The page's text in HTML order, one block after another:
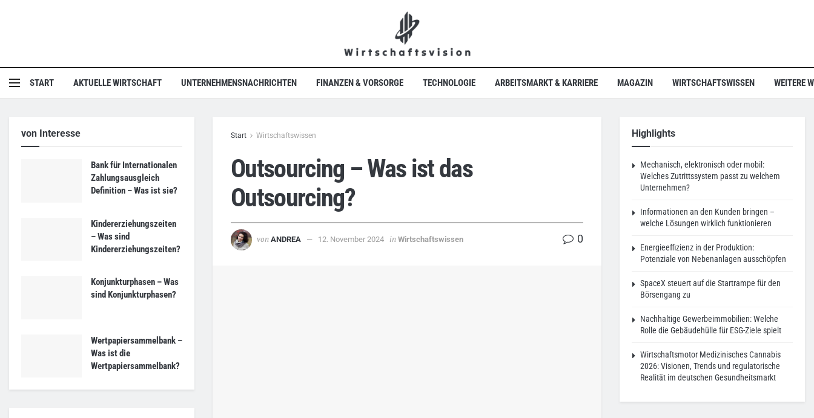
START AKTUELLE WIRTSCHAFT UNTERNEHMENSNACHRICHTEN FINANZEN & VORSORGE TECHNOLOGIE ARBEITSMARKT & KARRIERE MAGAZIN WIRTSCHAFTSWISSEN WEITERE
Start Wirtschaftswissen
Outsourcing – Was ist das
Outsourcing?
von ANDREA 12. November 2024 in Wirtschaftswissen 0
von Interesse
Bank für Internationalen
Zahlungsausgleich
Definition – Was ist sie?
Kindererziehungszeiten
– Was sind
Kindererziehungszeiten?
Konjunkturphasen – Was
sind Konjunkturphasen?
Wertpapiersammelbank –
Was ist die
Wertpapiersammelbank?
Highlights
Mechanisch, elektronisch oder mobil:
Welches Zutrittssystem passt zu welchem
Unternehmen?
Informationen an den Kunden bringen –
welche Lösungen wirklich funktionieren
Energieeffizienz in der Produktion:
Potenziale von Nebenanlagen ausschöpfen
SpaceX steuert auf die Startrampe für den
Börsengang zu
Nachhaltige Gewerbeimmobilien: Welche
Rolle die Gebäudehülle für ESG-Ziele spielt
Wirtschaftsmotor Medizinisches Cannabis
2026: Visionen, Trends und regulatorische
Realität im deutschen Gesundheitsmarkt